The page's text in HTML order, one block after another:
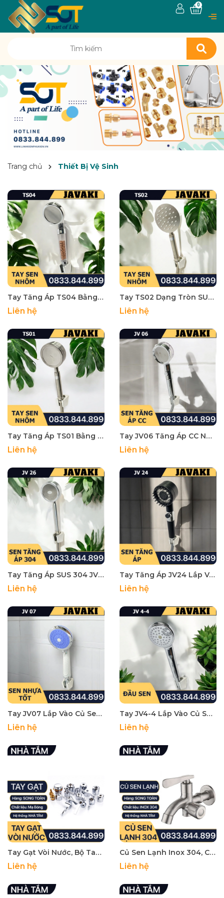
0
Trang chủ Thiết Bị Vệ Sinh
Tay Tăng Áp TS04 Bằng Nhựa Trong Lắp Vào Củ Sen Tắm - Thương Hiệu JAVAKI
Liên hệ
Tay TS02 Dạng Tròn SUS 304 Lắp Vào Củ Sen Tắm - Thương Hiệu JAVAKI
Liên hệ
Tay Tăng Áp TS01 Bằng Nhôm Trong Lắp Vào Củ Sen Tắm - Thương Hiệu JAVAKI
Liên hệ
Tay JV06 Tăng Áp CC Nhựa Mạ Crom Trong Lắp Vào Củ Sen Tắm - Thương Hiệu JAVAKI
Liên hệ
Tay Tăng Áp SUS 304 JV26 Lắp Vào Củ Sen Tắm - Thương Hiệu JAVAKI
Liên hệ
Tay Tăng Áp JV24 Lắp Vào Củ Sen Tắm - Thương Hiệu JAVAKI
Liên hệ
Tay JV07 Lắp Vào Củ Sen Tắm Nhựa Tốt - Thương Hiệu JAVAKI
Liên hệ
Tay JV4-4 Lắp Vào Củ Sen Tắm Mạ Crom - Thương Hiệu JAVAKI
Liên hệ
Tay Gạt Vòi Nước, Bộ Tay Vặn Vòi Nước Rời Thay Thế Tay Gạt Đã Cũ - Hư Hỏng
Liên hệ
Củ Sen Lạnh Inox 304, Củ Sen Tắm Inox SUS304 - Thân Đúc Dày
Liên hệ